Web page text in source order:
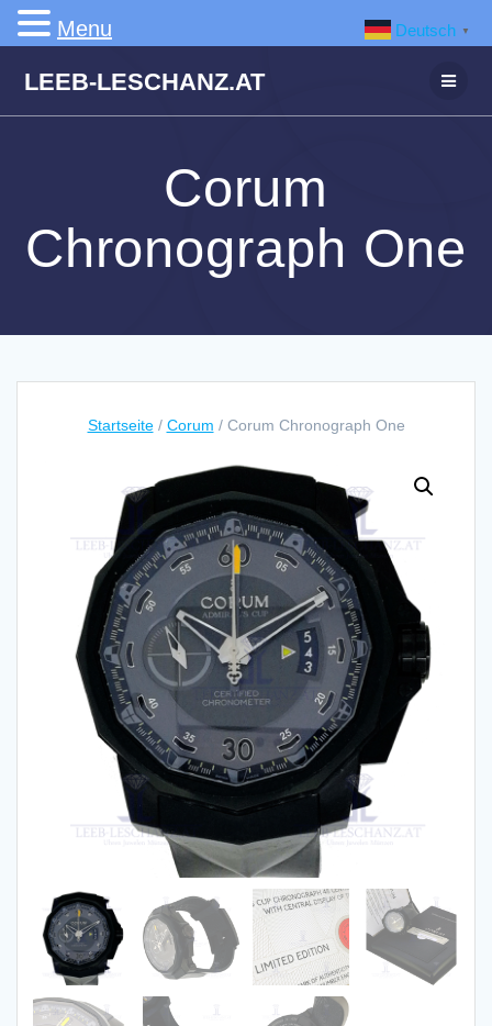
Inhalt
LEEB-LESCHANZ.AT
Corum
Chronograph One
Startseite/ Corum / Corum Chronograph One
Deutsch ▼
Menu